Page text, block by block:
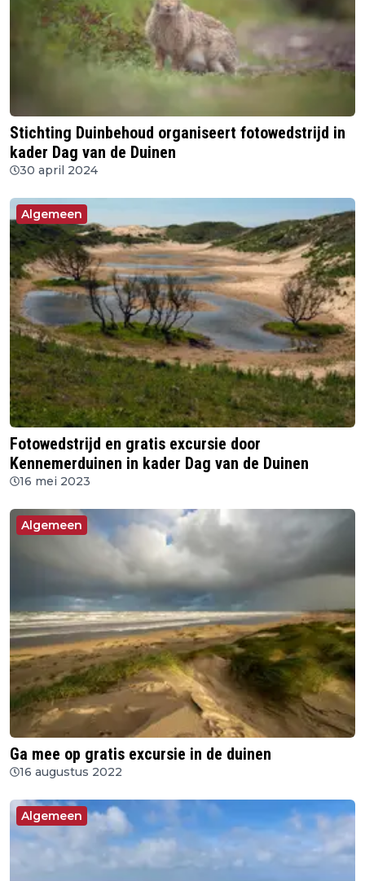
Stichting Duinbehoud organiseert fotowedstrijd in
kader Dag van de Duinen
30 april 2024
Algemeen
Fotowedstrijd en gratis excursie door
Kennemerduinen in kader Dag van de Duinen
16 mei 2023
Algemeen
Ga mee op gratis excursie in de duinen
16 augustus 2022
Algemeen